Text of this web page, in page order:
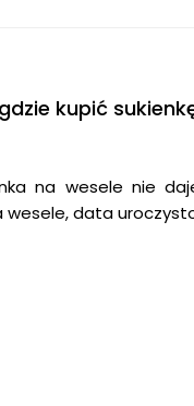
kupić
na wesele nie
data